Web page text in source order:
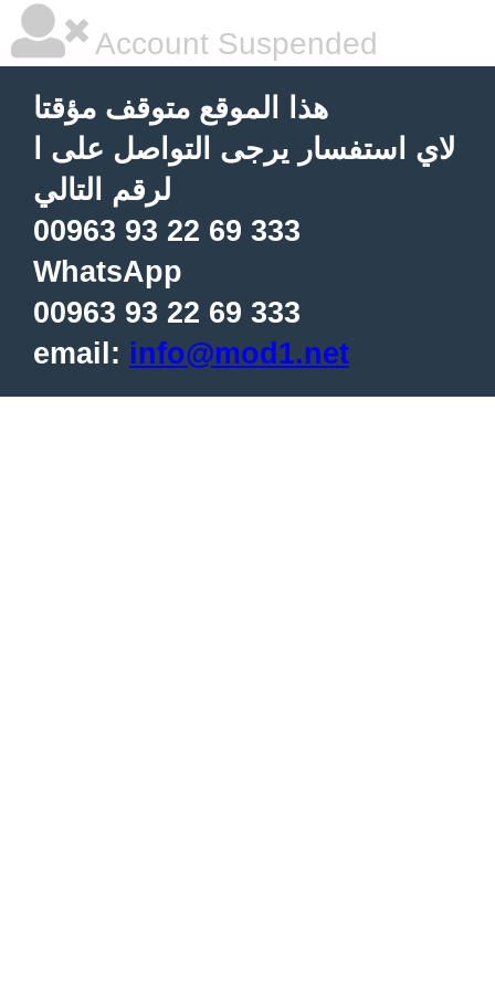
Account Suspended
هذا الموقع متوقف مؤقتا
لاي استفسار يرجى التواصل على ا
لرقم التالي
00963 93 22 69 333
WhatsApp
00963 93 22 69 333
email: info@mod1.net